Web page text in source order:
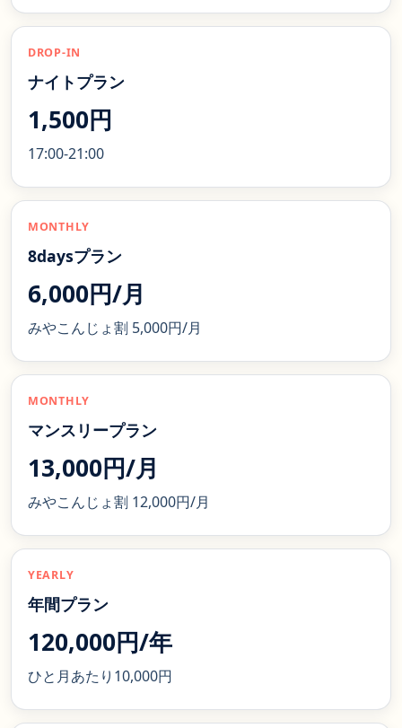
DROP-IN
ナイトプラン
1,500円
17:00-21:00
MONTHLY
8daysプラン
6,000円/月
みやこんじょ割 5,000円/月
MONTHLY
マンスリープラン
13,000円/月
みやこんじょ割 12,000円/月
YEARLY
年間プラン
120,000円/年
ひと月あたり10,000円